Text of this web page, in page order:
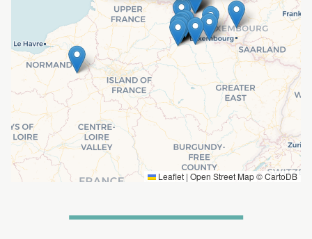
Leaflet | Open Street Map ©CartoDB